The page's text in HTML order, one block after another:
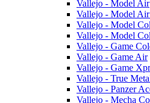
Vallejo - Model Air
Vallejo - Model Air
Vallejo - Model
Vallejo - Model
Vallejo - Game
Vallejo - Game Air
Vallejo - Game
Vallejo - True
Vallejo - Panzer
Vallejo - Mecha